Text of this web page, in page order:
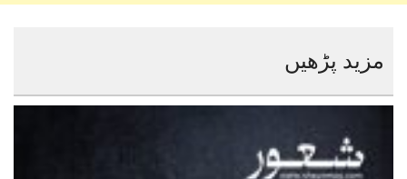
مزید پڑھیں